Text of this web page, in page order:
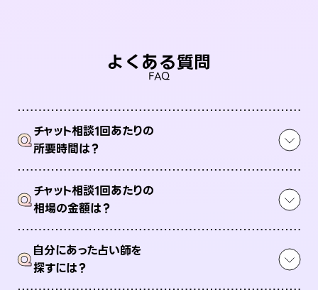
よくある質問
FAQ
Qチャット相談1回あたりの
所要時間は？
Qチャット相談1回あたりの
相場の金額は？
Q自分にあった占い師を
探すには？